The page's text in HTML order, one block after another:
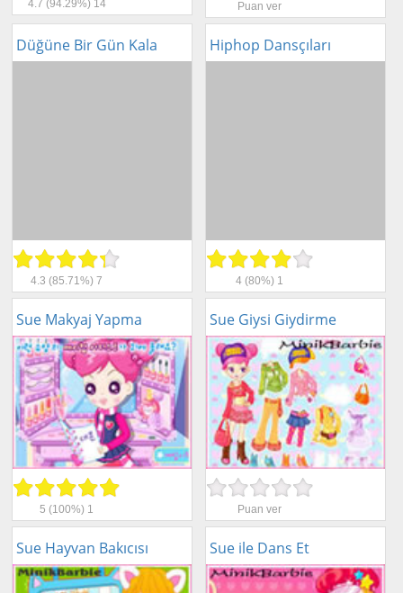
4.7 (94.29%) 14 Puan ver
Düğüne Bir Gün Kala
4.3 (85.71%)7
Hiphop Dansçıları
4 (80%) 1
Sue Makyaj Yapma
5 (100%) 1
Sue Giysi Giydirme
Puan ver
Sue Hayvan Bakıcısı Sue ile Dans Et